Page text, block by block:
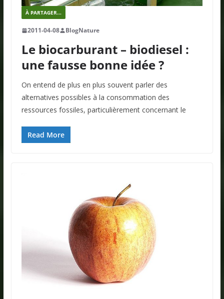
À PARTAGER...
2011-04-08 BlogNature
Le biocarburant – biodiesel :
une fausse bonne idée ?
On entend de plus en plus souvent parler des
alternatives possibles à la consommation des
ressources fossiles, particulièrement concernant le
Read More